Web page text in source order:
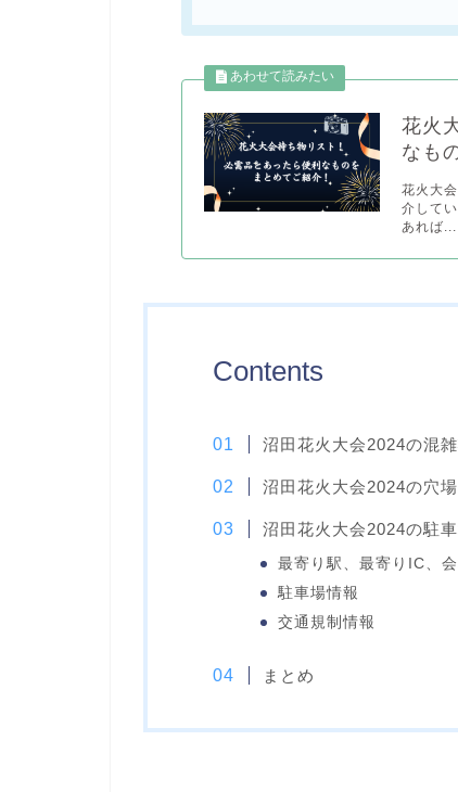
花火
なも
花火大
介して
あれば...
Contents
沼田花火大会2024の混
沼田花火大会2024の穴
沼田花火大会2024の駐
最寄り駅、最寄りIC、
駐車場情報
交通規制情報
まとめ